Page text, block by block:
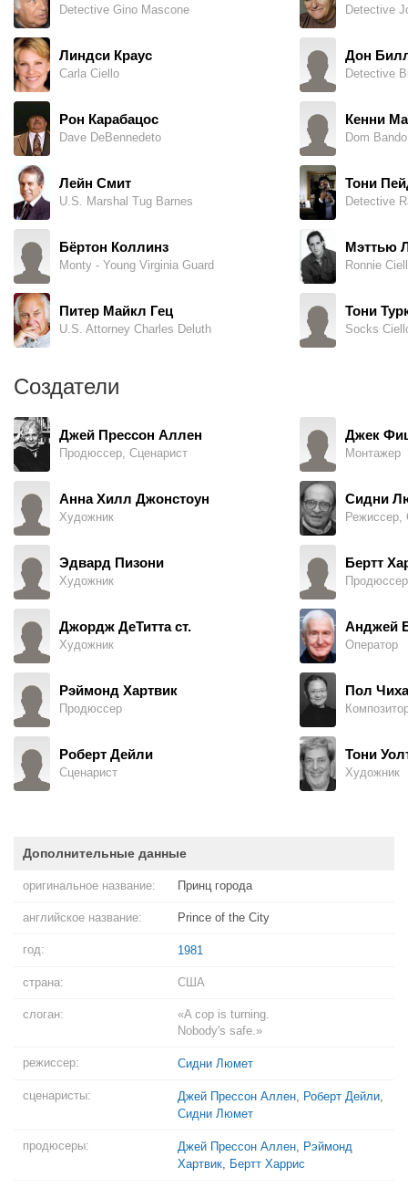
Detective Gino Mascone
Линдси Краус
Carla Ciello
Рон Карабацос
Dave DeBennedeto
Лейн Смит
U.S. Marshal Tug Barnes
Бёртон Коллинз
Monty - Young Virginia Guard
Питер Майкл Гец
U.S. Attorney Charles Deluth
Detective
Дон
Detective
Кенни
Dom Bando
Тони
Detective
Мэттью
Ronnie
Тони
Socks
Создатели
Джей Прессон Аллен
Продюссер, Сценарист
Анна Хилл Джонстоун
Художник
Эдвард Пизони
Художник
Джордж ДеТитта ст.
Художник
Рэймонд Хартвик
Продюссер
Роберт Дейли
Сценарист
Джек
Монтажер
Сидни
Режиссер,
Бертт
Продюссер
Анджей
Оператор
Пол
Тони
Художник
Дополнительные данные
оригинальное название: Принц города
английское название: Prince of the City
год: 1981
страна: США
слоган:
«A cop is turning.
Nobody's safe.»
режиссер: Сидни Люмет
сценаристы: Джей Прессон Аллен, Роберт Дейли,
Сидни Люмет
продюсеры: Джей Прессон Аллен, Рэймонд
Хартвик, Бертт Харрис